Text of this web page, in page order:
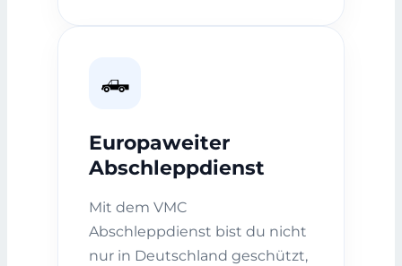
🛻
Europaweiter
Abschleppdienst
Mit dem VMC
Abschleppdienst bist du nicht
nur in Deutschland geschützt,